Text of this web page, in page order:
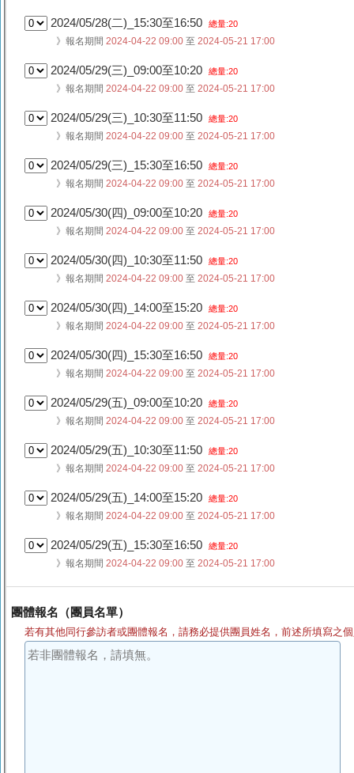
2024/05/28(二)_15:30至16:50 總量:20
》報名期間 2024-04-22 09:00 至 2024-05-21 17:00
2024/05/29(三)_09:00至10:20 總量:20
》報名期間 2024-04-22 09:00 至 2024-05-21 17:00
2024/05/29(三)_10:30至11:50 總量:20
》報名期間 2024-04-22 09:00 至 2024-05-21 17:00
2024/05/29(三)_15:30至16:50 總量:20
》報名期間 2024-04-22 09:00 至 2024-05-21 17:00
2024/05/30(四)_09:00至10:20 總量:20
》報名期間 2024-04-22 09:00 至 2024-05-21 17:00
2024/05/30(四)_10:30至11:50 總量:20
》報名期間 2024-04-22 09:00 至 2024-05-21 17:00
2024/05/30(四)_14:00至15:20 總量:20
》報名期間 2024-04-22 09:00 至 2024-05-21 17:00
2024/05/30(四)_15:30至16:50 總量:20
》報名期間 2024-04-22 09:00 至 2024-05-21 17:00
2024/05/29(五)_09:00至10:20 總量:20
》報名期間 2024-04-22 09:00 至 2024-05-21 17:00
2024/05/29(五)_10:30至11:50 總量:20
》報名期間 2024-04-22 09:00 至 2024-05-21 17:00
2024/05/29(五)_14:00至15:20 總量:20
》報名期間 2024-04-22 09:00 至 2024-05-21 17:00
2024/05/29(五)_15:30至16:50 總量:20
》報名期間 2024-04-22 09:00 至 2024-05-21 17:00
團體報名（團員名單）
若有其他同行參訪者或團體報名，請務必提供團員姓名，前述所填寫之